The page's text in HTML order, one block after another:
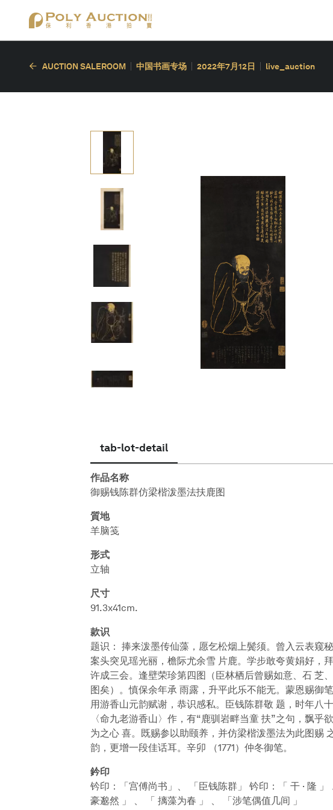
简体中文
AUCTION SALEROOM 中国书画专场 2022年7月12日 live_auction
tab-lot-detail
作品名称
御赐钱陈群仿梁楷泼墨法扶鹿图
質地
羊脑笺
形式
立轴
尺寸
91.3x41cm.
款识
题识： 捧来泼墨传仙藻，愿乞松烟上鬓须。曾入云表窥
案头突见瑶光丽，檐际尤余雪 片鹿。学步敢夸黄娟好，
许成三会。逢壁荣珍第四图（臣林栖后曾赐如意、石 芝
图矣）。慎保余年承 雨露，升平此乐不能无。蒙恩赐御
用游香山元韵赋谢，恭识感私。臣钱陈群敬 题，时年八
〈命九老游香山〉作，有“鹿驯岩畔当童 扶”之句，飘乎
为之心 喜。既赐参以助颐养，并仿梁楷泼墨法为此图赐
韵，更增一段佳话耳。辛卯 （1771）仲冬御笔。
鈐印
钤印：「宫傅尚书」、 「臣钱陈群」 钤印：「 干 · 隆
豪邈然 」 、 「 摛藻为春 」 、 「涉笔偶值几间 」